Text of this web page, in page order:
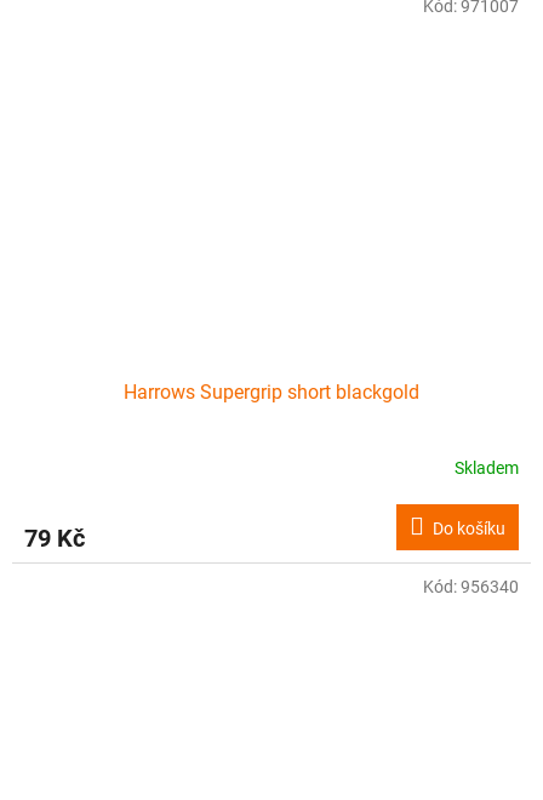
Harrows Supergrip short blackgold
Skladem
79 Kč Do košíku
Kód:971007
Kód:956340